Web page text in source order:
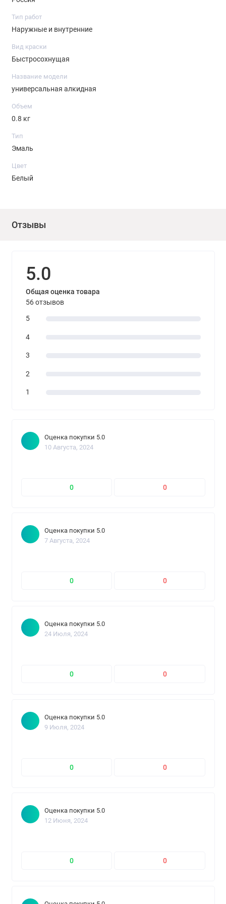
Тип работ
Наружные и внутренние
Вид краски
Быстросохнущая
Название модели
универсальная алкидная
Объем
0.8 кг
Тип
Эмаль
Цвет
Белый
Отзывы
5.0
Общая оценка товара
56 отзывов
5
4
3
2
1
Оценка покупки 5.0
10 Августа, 2024
0 0
Оценка покупки 5.0
7 Августа, 2024
0 0
Оценка покупки 5.0
24 Июля, 2024
0 0
Оценка покупки 5.0
9 Июля, 2024
0 0
Оценка покупки 5.0
12 Июня, 2024
0 0